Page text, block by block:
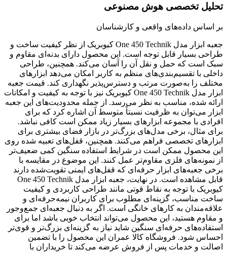
تحلیل تخصصی هوش مصنوعی
بر اساس داده‌های واقعی و کارشناسان
جعبه ابزار مدل One 450 Technik کیوبریک از نظر کیفیت ساخت و
طراحی بسیار قابل توجه است. این محصول دارای بدنه‌ای مقاوم و
سبک است که حمل و نقل آن را آسان می‌کند. همچنین، طراحی
داخلی با تقسیم‌بندی‌های منظم به کاربر امکان می‌دهد ابزارهای
مختلف را به‌صورت مرتب و دسترس‌پذیر نگهداری کند. قیمت جعبه
ابزار مدل One 450 Technik کیوبریک نیز با توجه به کیفیت و امکانات
ارائه شده، مناسب به نظر می‌رسد. از جمله محدودیت‌های این جعبه
ابزار می‌توان به ظرفیت نسبتاً متوسط آن اشاره کرد که برای
افرادی با مجموعه ابزارهای بسیار زیاد ممکن است کافی نباشد.
برای مثال، برخی مدل‌های بزرگ‌تر در بازار فضای بیشتری برای
ابزارهای تخصصی فراهم می‌کنند. همچنین، قفل‌های تعبیه شده روی
این محصول ممکن است در شرایط استفاده سنگین کمی ضعیف‌تر
از نمونه‌های فلزی مقاوم‌تر عمل کنند. این موضوع در مقایسه با
برخی جعبه‌های ابزار حرفه‌ای که قفل‌های ایمنی تقویت‌شده دارند
قابل مشاهده است. در نهایت، جعبه ابزار مدل One 450 Technik
کیوبریک با توجه به نقاط قوتی مانند طراحی کاربردی و کیفیت
ساخت مناسب، گزینه‌ای مطلوب برای کاربران نیمه‌حرفه‌ای و
علاقه‌مندان به کارهای خانگی است. اگر به دنبال جعبه‌ای جمع‌وجور
و مقاوم هستید، این محصول می‌تواند انتخاب خوبی باشد اما برای
استفاده‌های حرفه‌ای سنگین شاید نیاز به گزینه‌ای بزرگ‌تر و قوی‌تر
احساس شود. فروشگاه کالا عمران این محصول را با تضمین
اصالت و خدمات پس از فروش عرضه می‌کند تا خریداران با